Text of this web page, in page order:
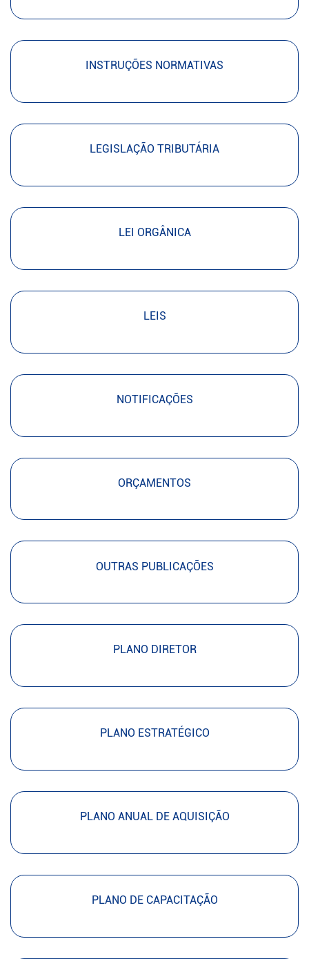
INSTRUÇÕES NORMATIVAS
LEGISLAÇÃO TRIBUTÁRIA
LEI ORGÂNICA
LEIS
NOTIFICAÇÕES
ORÇAMENTOS
OUTRAS PUBLICAÇÕES
PLANO DIRETOR
PLANO ESTRATÉGICO
PLANO ANUAL DE AQUISIÇÃO
PLANO DE CAPACITAÇÃO